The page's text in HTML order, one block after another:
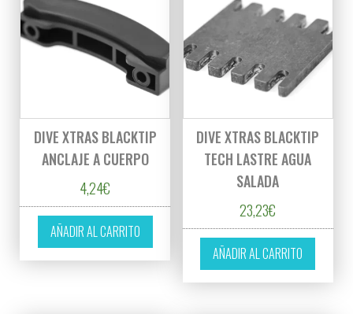
DIVE XTRAS BLACKTIP
ANCLAJE A CUERPO
4,24€
AÑADIR AL CARRITO
DIVE XTRAS BLACKTIP
TECH LASTRE AGUA
SALADA
23,23€
AÑADIR AL CARRITO